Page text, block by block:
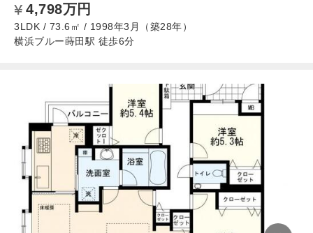
4,798万円
3LDK / 73.6㎡ / 1998年3月（築28年）
横浜ブルー蒔田駅 徒歩6分